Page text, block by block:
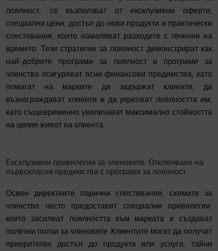
лоялност, се възползват от ексклузивни оферти,
специални цени, достъп до нови продукти и практически
спестявания, които намаляват разходите с течение на
времето. Тези стратегии за лоялност демонстрират как
най-добрите програми за лоялност и програми за
членство осигуряват ясни финансови предимства, като
помагат на марките да задържат клиенти, да
възнаграждават клиенти и да укрепват лоялността им,
като същевременно увеличават максимално стойността
на целия живот на клиента.
Ексклузивни привилегии за членовете: Отключване на
първокласни предимства с програми за лоялност
Освен директните парични спестявания, схемите за
членство често предоставят специални привилегии,
които засилват лоялността към марката и създават
полезни ползи за членовете. Клиентите могат да получат
приоритетен достъп до продукти или услуги, тайни